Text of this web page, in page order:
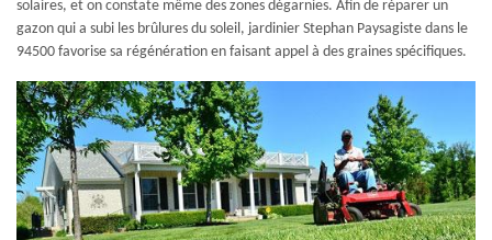
solaires, et on constate même des zones dégarnies. Afin de réparer un
gazon qui a subi les brûlures du soleil, jardinier Stephan Paysagiste dans le
94500 favorise sa régénération en faisant appel à des graines spécifiques.